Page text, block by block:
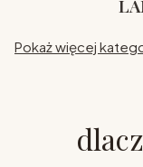
Pokaż więcej